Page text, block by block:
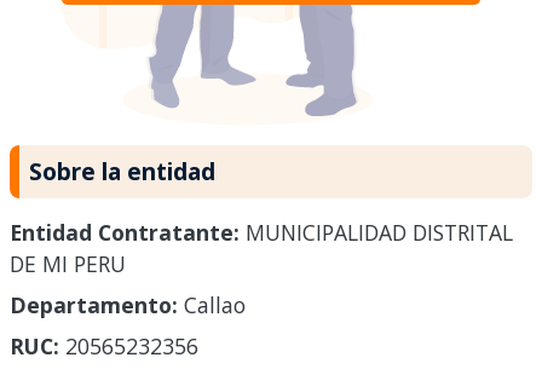
Sobre la entidad
Entidad Contratante: MUNICIPALIDAD DISTRITAL
DE MI PERU
Departamento: Callao
RUC: 20565232356